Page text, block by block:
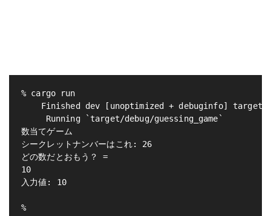
% cargo run
Finished dev [unoptimized + debuginfo]
     Running `target/debug/guessing_game`
数当てゲーム
シークレットナンバーはこれ: 26
どの数だとおもう？ =
10
入力値: 10